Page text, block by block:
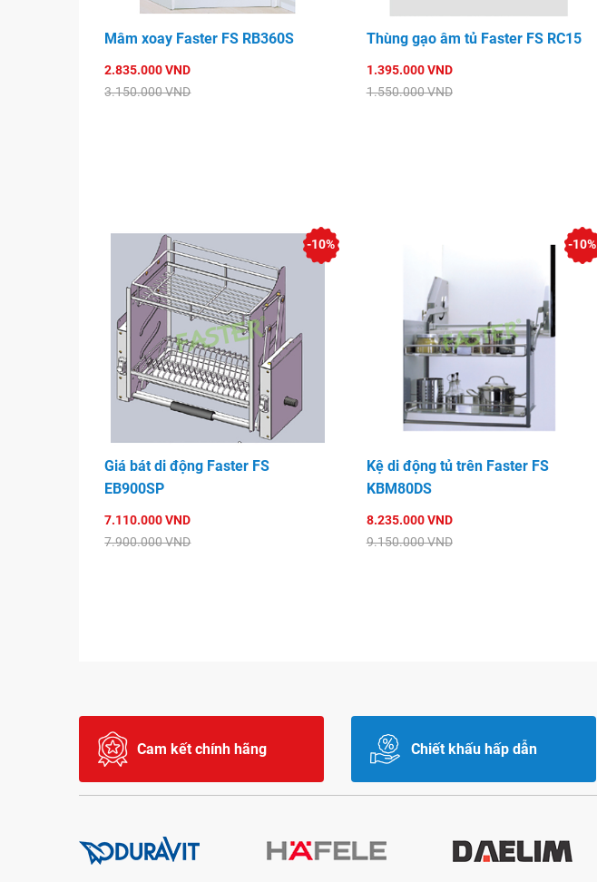
Mâm xoay Faster FS RB360S
2.835.000 VND
3.150.000 VND
Thùng gạo âm tủ Faster FS RC15
1.395.000 VND
1.550.000 VND
Giá bát di động Faster FS
EB900SP
7.110.000 VND
7.900.000 VND
-10%
Kệ di động tủ trên Faster FS
KBM80DS
8.235.000 VND
9.150.000 VND
-10%
Cam kết chính hãng Chiết khấu hấp dẫn